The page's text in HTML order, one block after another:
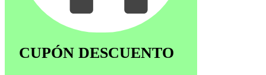
CUPÓN DESCUENTO